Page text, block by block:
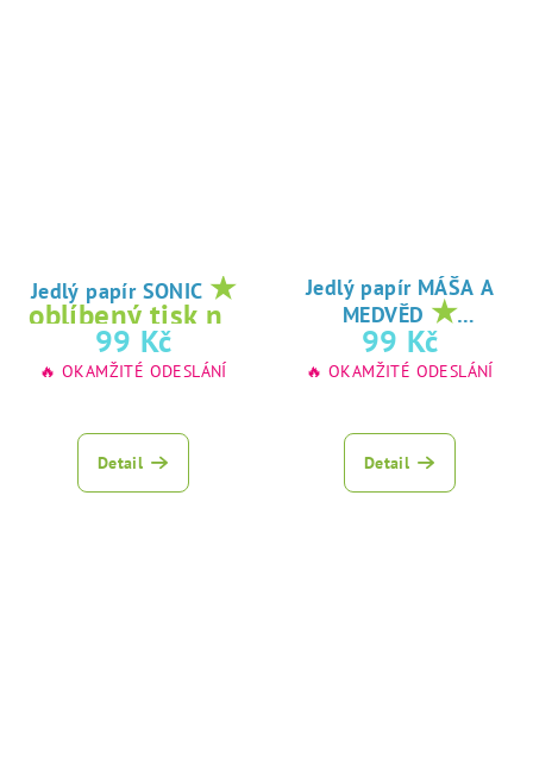
Jedlý papír SONIC ★
oblíbený tisk na
jedlý papír
99 Kč
🔥 OKAMŽITÉ ODESLÁNÍ
Detail
Jedlý papír MÁŠA A
MEDVĚD ★
oblíbený tisk na
jedlý papír
99 Kč
🔥 OKAMŽITÉ ODESLÁNÍ
Detail